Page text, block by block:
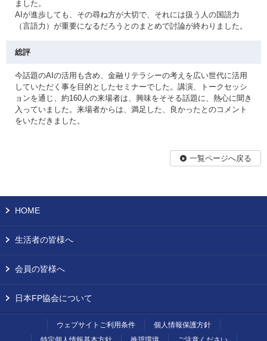
ました。
AIが進歩しても、その尋ね方が大切で、それには扱う人の国語力
（言語力）が重要になるだろうとのまとめで討論が終わりました。
総評
今話題のAIの活用も含め、金融リテラシーの考えを広い世代に活用
していただく事を目的としたセミナーでした。講演、トークセッシ
ョンを通じ、約160人の来場者は、興味をそそる話題に、熱心に聞き
入っていました。来場者からは、満足した、良かったとのコメント
をいただきました。
一覧ページへ戻る
HOME
生活者の皆様へ
会員の皆様へ
日本FP協会について
ウェブサイトご利用条件
個人情報保護方針